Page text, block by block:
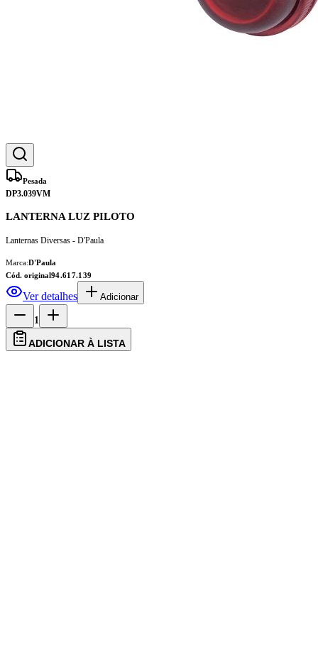
Pesada
DP3.039VM
LANTERNA LUZ PILOTO
Lanternas Diversas - D'Paula
Marca:D'Paula
Cód. original94.617.139
Ver detalhes Adicionar
1
ADICIONAR À LISTA